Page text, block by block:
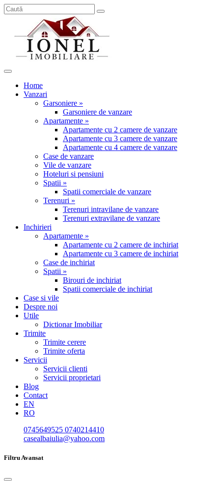
Home
Vanzari
Garsoniere »
Garsoniere de vanzare
Apartamente »
Apartamente cu 2 camere de vanzare
Apartamente cu 3 camere de vanzare
Apartamente cu 4 camere de vanzare
Case de vanzare
Vile de vanzare
Hoteluri si pensiuni
Spatii »
Spatii comerciale de vanzare
Terenuri »
Terenuri intravilane de vanzare
Terenuri extravilane de vanzare
Inchirieri
Apartamente »
Apartamente cu 2 camere de inchiriat
Apartamente cu 3 camere de inchiriat
Case de inchiriat
Spatii »
Birouri de inchiriat
Spatii comerciale de inchiriat
Case si vile
Despre noi
Utile
Dictionar Imobiliar
Trimite
Trimite cerere
Trimite oferta
Servicii
Servicii clienti
Servicii proprietari
Blog
Contact
EN
RO
0745649525 0740214410
casealbaiulia@yahoo.com
Filtru Avansat